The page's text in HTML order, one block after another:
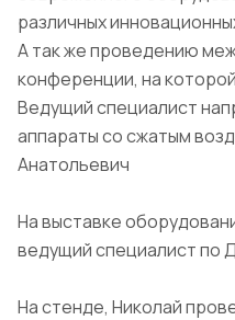
различных
А так же проведению
конференции, на
Ведущий специалист
аппараты со сжатым
Анатольевич
На выставке
ведущий специалист по
На стенде, Николай